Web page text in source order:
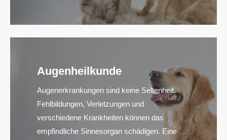
Augenheilkunde
Augenerkrankungen sind keine Seltenheit.
Fehlbildungen, Verletzungen und
verschiedene Krankheiten können das
empfindliche Sinnesorgan schädigen. Eine